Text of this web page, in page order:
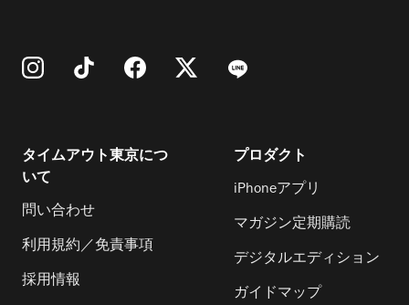
タイムアウト東京につ
いて
問い合わせ
利用規約／免責事項
採用情報
プロダクト
iPhoneアプリ
マガジン定期購読
デジタルエディション
ガイドマップ